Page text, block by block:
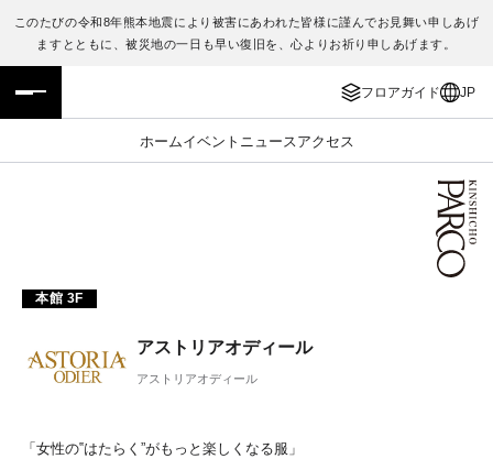
このたびの令和8年熊本地震により被害にあわれた皆様に謹んでお見舞い申しあげ
ますとともに、被災地の一日も早い復旧を、心よりお祈り申しあげます。
フロアガイド JP
ホームイベント ニュース アクセス
フロアガイド
施設案内・アクセス
ENGLISH
繁体字
本館 3F
アストリアオディール
アストリアオディール
「女性の‟はたらく”がもっと楽しくなる服」